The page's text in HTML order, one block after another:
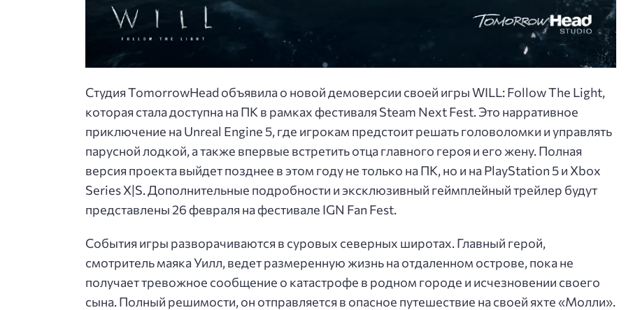
Студия TomorrowHead объявила о новой демоверсии своей игры WILL: Follow The Light,
которая стала доступна на ПК в рамках фестиваля Steam Next Fest. Это нарративное
приключение на Unreal Engine 5, где игрокам предстоит решать головоломки и управлять
парусной лодкой, а также впервые встретить отца главного героя и его жену. Полная
версия проекта выйдет позднее в этом году не только на ПК, но и на PlayStation 5 и Xbox
Series X|S. Дополнительные подробности и эксклюзивный геймплейный трейлер будут
представлены 26 февраля на фестивале IGN Fan Fest.
События игры разворачиваются в суровых северных широтах. Главный герой,
смотритель маяка Уилл, ведет размеренную жизнь на отдаленном острове, пока не
получает тревожное сообщение о катастрофе в родном городе и исчезновении своего
сына. Полный решимости, он отправляется в опасное путешествие на своей яхте «Молли».